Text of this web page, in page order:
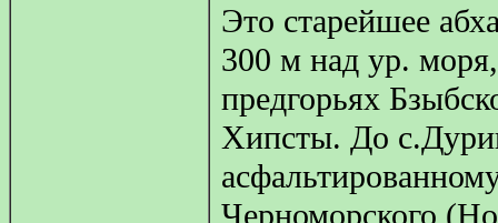
Это старейшее
300 м над ур.
предгорьях
Хипсты. До
Черноморского